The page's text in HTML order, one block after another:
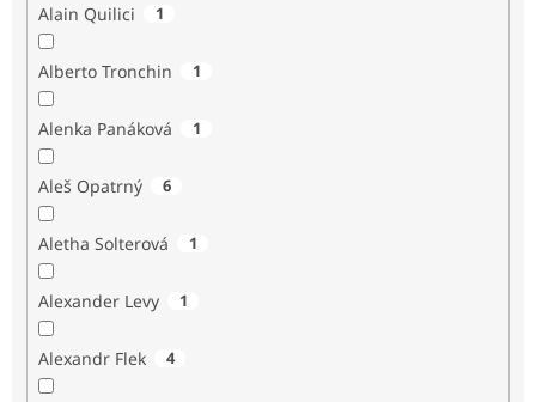
Alain Quilici 1
Alberto Tronchin 1
Alenka Panáková 1
Aleš Opatrný 6
Aletha Solterová 1
Alexander Levy 1
Alexandr Flek 4